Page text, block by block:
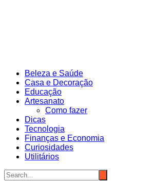
Beleza e Saúde
Casa e Decoração
Educação
Artesanato
Como fazer
Dicas
Tecnologia
Finanças e Economia
Curiosidades
Utilitários